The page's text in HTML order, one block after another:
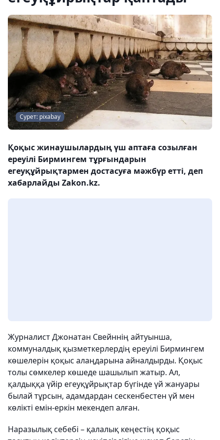
Сурет: pixabay
Қоқыс жинаушылардың үш аптаға созылған
ереуілі Бирмингем тұрғындарын
егеуқұйрықтармен достасуға мәжбүр етті, деп
хабарлайды Zakon.kz.
Журналист Джонатан Свейннің айтуынша,
коммуналдық қызметкерлердің ереуілі Бирмингем
көшелерін қоқыс алаңдарына айналдырды. Қоқыс
толы сөмкелер көшеде шашылып жатыр. Ал,
қалдыққа үйір егеуқұйрықтар бүгінде үй жануары
былай тұрсын, адамдардан сескенбестен үй мен
көлікті емін-еркін мекендеп алған.
Наразылық себебі – қалалық кеңестің қоқыс